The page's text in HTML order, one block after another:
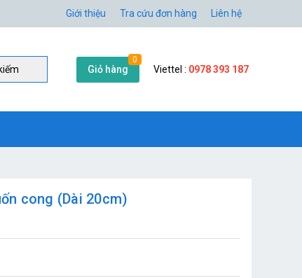
Giới thiệu Tra cứu đơn hàng Liên hệ
Giỏ hàng
0
Viettel : 0978 393 187
cong (Dài 20cm)